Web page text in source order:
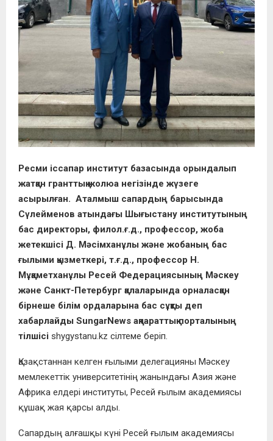
Ресми іссапар институт базасында орындалып
жатқан гранттық жолюа негізінде жүзеге
асырылған. Аталмыш сапардың барысында
Сүлейменов атындағы Шығыстану институтының
бас директоры, филол.ғ.д., профессор, жоба
жетекшісі Д. Мәсімханұлы және жобаның бас
ғылыми қызметкері, т.ғ.д., профессор Н.
Мұқаметханұлы Ресей Федерациясының Мәскеу
және Санкт-Петербург қалаларында орналасқан
бірнеше білім ордаларына бас сұқты деп
хабарлайды SungarNews ақпараттық порталының
тілшісі shygystanu.kz сілтеме беріп.
Қазақстаннан келген ғылыми делегацияны Мәскеу
мемлекеттік университетінің жанындағы Азия және
Африка елдері институты, Ресей ғылым академиясы
құшақ жая қарсы алды.
Сапардың алғашқы күні Ресей ғылым академиясы